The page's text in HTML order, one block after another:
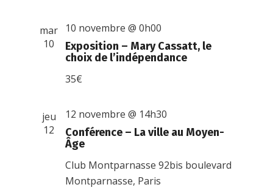
mar
10
Exposition – Mary Cassatt, le
choix de l’indépendance
10 novembre @ 0h00
35€
jeu
12
Conférence – La ville au Moyen-
Âge
12 novembre @ 14h30
Club Montparnasse92bis boulevard
Montparnasse, Paris